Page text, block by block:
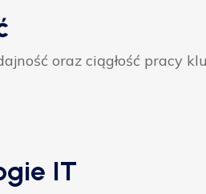
oraz ciągłość pracy
IT